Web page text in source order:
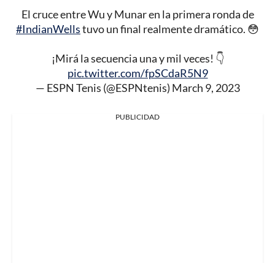
El cruce entre Wu y Munar en la primera ronda de
#IndianWellstuvo un final realmente dramático. 😳
¡Mirá la secuencia una y mil veces! 👇
pic.twitter.com/fpSCdaR5N9
— ESPN Tenis (@ESPNtenis) March 9, 2023
PUBLICIDAD